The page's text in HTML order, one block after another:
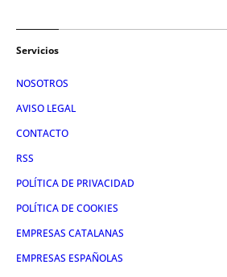
Servicios
NOSOTROS
AVISO LEGAL
CONTACTO
RSS
POLÍTICA DE PRIVACIDAD
POLÍTICA DE COOKIES
EMPRESAS CATALANAS
EMPRESAS ESPAÑOLAS